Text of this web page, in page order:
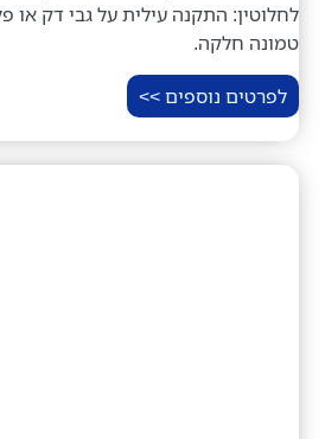
לחלוטין: התקנה עילית על גבי דק או
טמונה חלקה.
לפרטים נוספים >>